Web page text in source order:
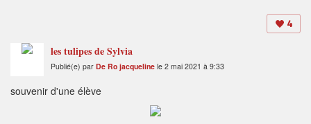
4
les tulipes de Sylvia
Publié(e) par De Ro jacqueline le 2 mai 2021 à 9:33
souvenir d'une élève